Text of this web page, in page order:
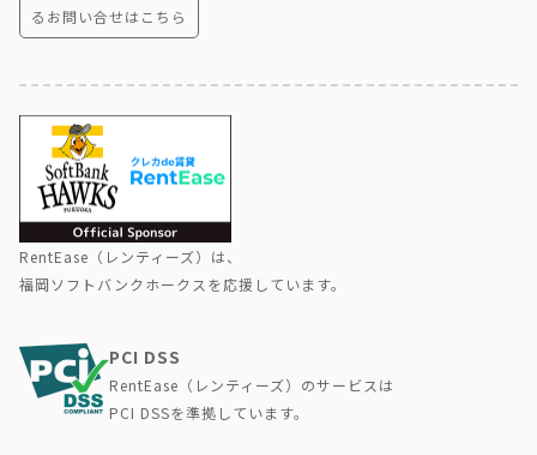
るお問い合せはこちら
RentEase（レンティーズ）は、
福岡ソフトバンクホークスを応援しています。
PCI DSS
RentEase（レンティーズ）のサービスは
PCI DSSを準拠しています。